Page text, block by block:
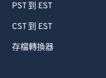
PST 到 EST
CST 到 EST
存檔轉換器